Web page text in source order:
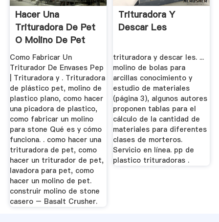
Hacer Una
Trituradora De Pet
O Molino De Pet
Como Fabricar Un
Triturador De Envases Pep
| Trituradora y . Trituradora
de plástico pet, molino de
plastico plano, como hacer
una picadora de plastico,
como fabricar un molino
para stone Qué es y cómo
funciona. . como hacer una
trituradora de pet, como
hacer un triturador de pet,
lavadora para pet, como
hacer un molino de pet.
construir molino de stone
casero – Basalt Crusher.
Trituradora Y
Descar Les
trituradora y descar les. ...
molino de bolas para
arcillas conocimiento y
estudio de materiales
(página 3), algunos autores
proponen tablas para el
cálculo de la cantidad de
materiales para diferentes
clases de morteros.
Servicio en línea. pp de
plastico trituradoras .